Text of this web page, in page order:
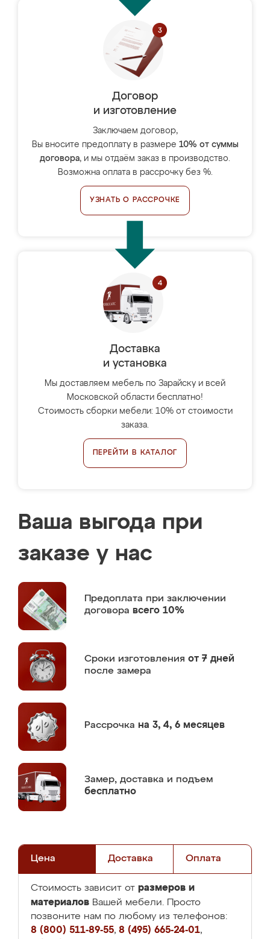
Договор
и изготовление
Заключаем договор,
Вы вносите предоплату в размере 10% от суммы
договора, и мы отдаём заказ в производство.
Возможна оплата в рассрочку без %.
УЗНАТЬ О РАССРОЧКЕ
Доставка
и установка
Мы доставляем мебель по Зарайску и всей
Московской области бесплатно!
Стоимость сборки мебели: 10% от стоимости
заказа.
ПЕРЕЙТИ В КАТАЛОГ
Ваша выгода при
заказе у нас
Предоплата при заключении
договора всего 10%
Сроки изготовления от 7 дней
после замера
Рассрочка на 3, 4, 6 месяцев
Замер, доставка и подъем
бесплатно
Цена Доставка Оплата
Стоимость зависит от размеров и
материалов Вашей мебели. Просто
позвоните нам по любому из телефонов:
8 (800) 511-89-55, 8 (495) 665-24-01,